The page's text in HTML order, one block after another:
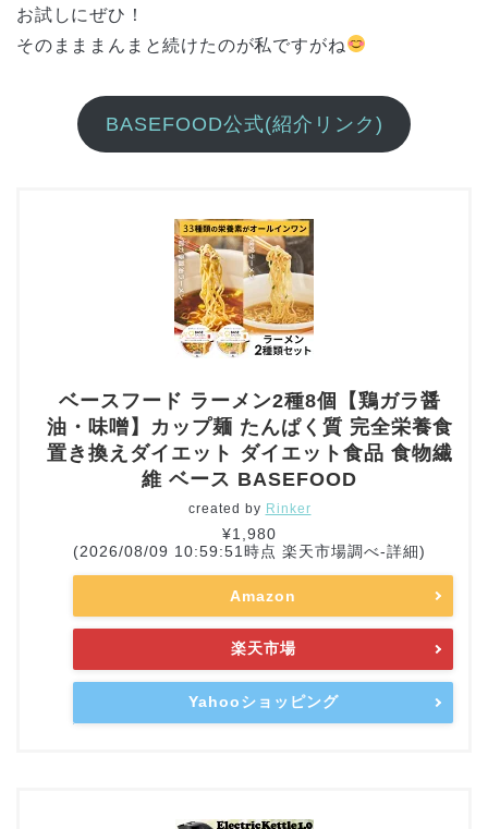
お試しにぜひ！
そのまままんまと続けたのが私ですがね
BASEFOOD公式(紹介リンク)
ベースフード ラーメン2種8個【鶏ガラ醤
油・味噌】カップ麺 たんぱく質 完全栄養食
置き換えダイエット ダイエット食品 食物繊
維 ベース BASEFOOD
created by Rinker
¥1,980
(2026/08/09 10:59:51時点 楽天市場調べ-詳細)
Amazon
楽天市場
Yahooショッピング